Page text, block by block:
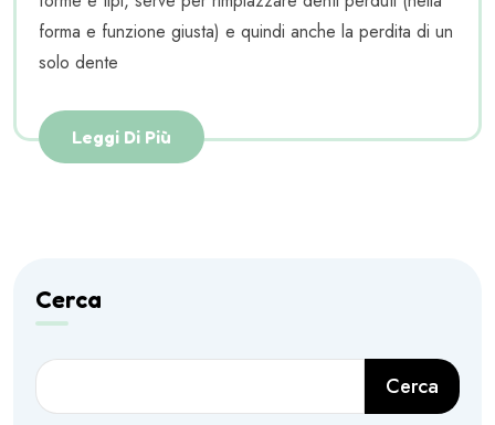
forma e funzione giusta) e quindi anche la perdita di un
solo dente
Leggi Di Più
Cerca
Cerca